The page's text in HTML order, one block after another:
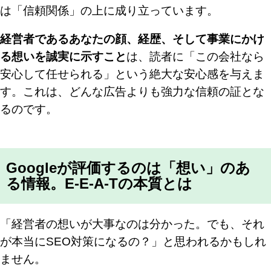
は「信頼関係」の上に成り立っています。
経営者であるあなたの顔、経歴、そして事業にかけ
る想いを誠実に示すことは、読者に「この会社なら
安心して任せられる」という絶大な安心感を与えま
す。これは、どんな広告よりも強力な信頼の証とな
るのです。
Googleが評価するのは「想い」のあ
る情報。E-E-A-Tの本質とは
「経営者の想いが大事なのは分かった。でも、それ
が本当にSEO対策になるの？」と思われるかもしれ
ません。